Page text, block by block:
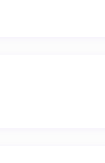
a activar su aviso